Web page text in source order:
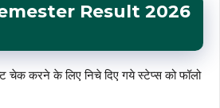
Result 2026
चेक करने के लिए निचे दिए गये स्टेप्स को फॉलो